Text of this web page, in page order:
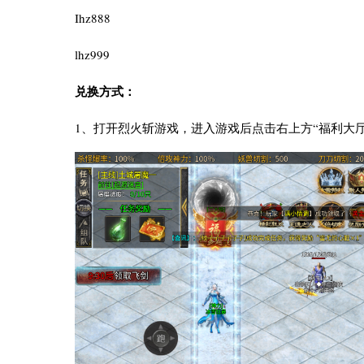
Ihz888
lhz999
兑换方式：
1、打开烈火斩游戏，进入游戏后点击右上方“福利大